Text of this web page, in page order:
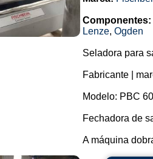
Componentes:
Lenze, Ogden
Seladora para
Fabricante |
Modelo: PBC
Fechadora de
A máquina